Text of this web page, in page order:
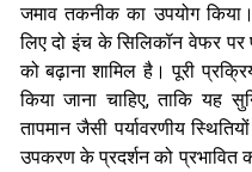
जमाव तकनीक का उपयोग
लिए दो इंच के सिलिकॉन वेफर पर
को बढ़ाना शामिल है। पूरी
किया जाना चाहिए, ताकि यह
तापमान जैसी पर्यावरणीय
उपकरण के प्रदर्शन को प्रभावित